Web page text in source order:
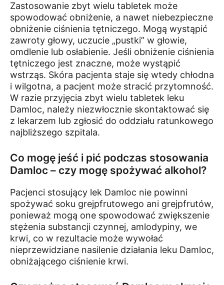
Zastosowanie zbyt wielu tabletek może
spowodować obniżenie, a nawet niebezpieczne
obniżenie ciśnienia tętniczego. Mogą wystąpić
zawroty głowy, uczucie „pustki” w głowie,
omdlenie lub osłabienie. Jeśli obniżenie ciśnienia
tętniczego jest znaczne, może wystąpić
wstrząs. Skóra pacjenta staje się wtedy chłodna
i wilgotna, a pacjent może stracić przytomność.
W razie przyjęcia zbyt wielu tabletek leku
Damloc, należy niezwłocznie skontaktować się
z lekarzem lub zgłosić do oddziału ratunkowego
najbliższego szpitala.
Co mogę jeść i pić podczas stosowania
Damloc – czy mogę spożywać alkohol?
Pacjenci stosujący lek Damloc nie powinni
spożywać soku grejpfrutowego ani grejpfrutów,
ponieważ mogą one spowodować zwiększenie
stężenia substancji czynnej, amlodypiny, we
krwi, co w rezultacie może wywołać
nieprzewidziane nasilenie działania leku Damloc,
obniżającego ciśnienie krwi.